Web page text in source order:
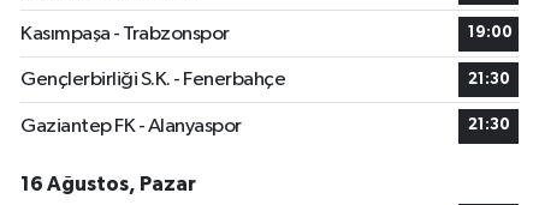
Kasımpaşa - Trabzonspor 19:00
Gençlerbirliği S.K. - Fenerbahçe 21:30
Gaziantep FK - Alanyaspor 21:30
16 Ağustos, Pazar